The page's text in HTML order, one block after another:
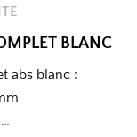
BLANC
abs blanc :